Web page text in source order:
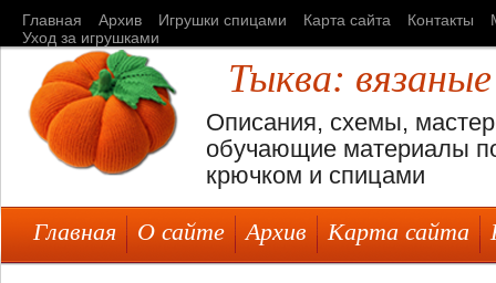
Главная Архив Игрушки спицами Карта сайта Контакты
Уход за игрушками
Тыква:
Описания, схемы,
обучающие материалы
крючком и спицами
Главная О сайте Архив Карта сайта